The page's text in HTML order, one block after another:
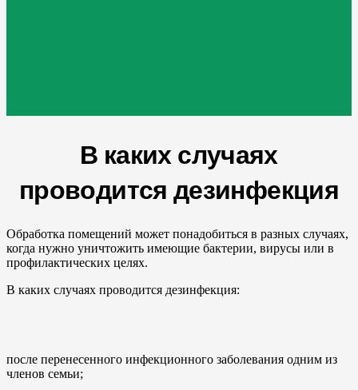
В каких случаях
проводится дезинфекция
Обработка помещений может понадобиться в разных случаях,
когда нужно уничтожить имеющие бактерии, вирусы или в
профилактических целях.
В каких случаях проводится дезинфекция:
после перенесенного инфекционного заболевания одним из
членов семьи;